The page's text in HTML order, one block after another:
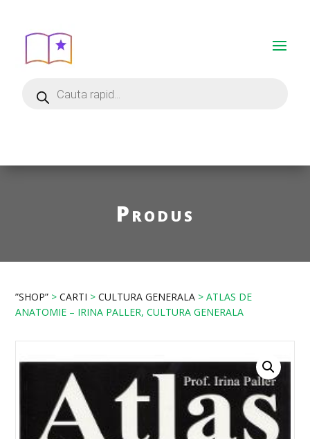
Produs
”SHOP” >CARTI >CULTURA GENERALA > ATLAS DE
ANATOMIE – IRINA PALLER, CULTURA GENERALA